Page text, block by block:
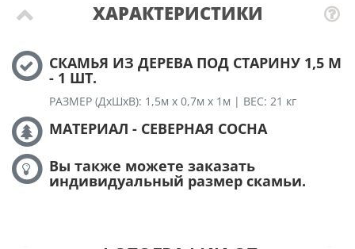
ХАРАКТЕРИСТИКИ
СКАМЬЯ ИЗ ДЕРЕВА ПОД СТАРИНУ 1,5 М
- 1 ШТ.
РАЗМЕР (ДхШхВ): 1,5м х 0,7м х 1м | ВЕС: 21 кг
МАТЕРИАЛ - СЕВЕРНАЯ СОСНА
Вы также можете заказать
индивидуальный размер скамьи.